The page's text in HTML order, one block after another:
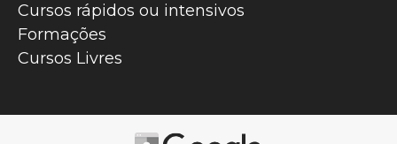
Cursos rápidos ou intensivos
Formações
Cursos Livres